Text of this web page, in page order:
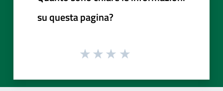
su questa pagina?